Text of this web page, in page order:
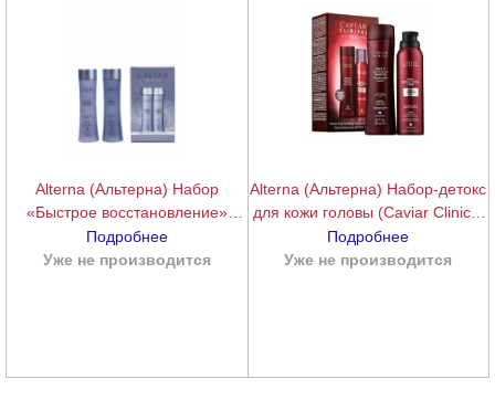
Alterna (Альтерна) Набор
«Быстрое восстановление»
шампунь+кондиционер (Caviar
Repair Holiday Duo), 250+250
подробнее
Подробнее
Уже не производится
Alterna (Альтерна) Набор-детокс
для кожи головы (Caviar Clinical
Kit Shampoo and Foam),
250+232 мл. подробнее
Подробнее
Уже не производится